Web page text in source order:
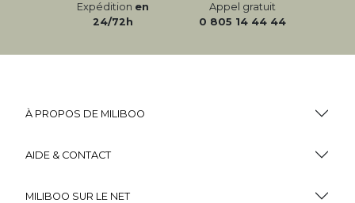
Expédition en
24/72h
Appel gratuit
0 805 14 44 44
À PROPOS DE MILIBOO
AIDE & CONTACT
MILIBOO SUR LE NET